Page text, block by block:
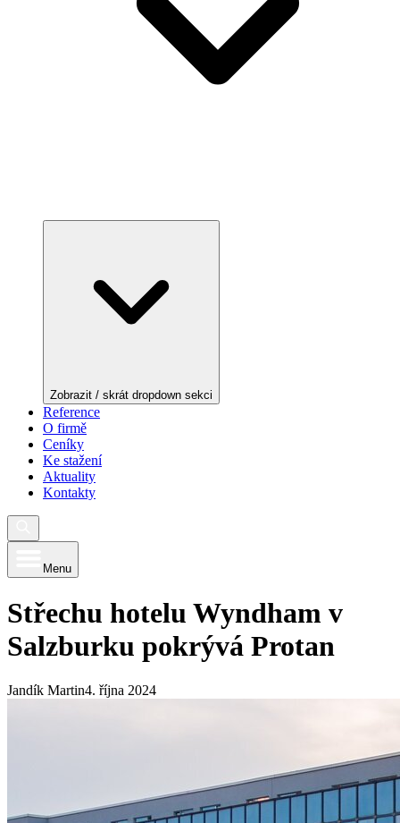
Zobrazit / skrát dropdown sekci
Reference
O firmě
Ceníky
Ke stažení
Aktuality
Kontakty
Menu
Střechu hotelu Wyndham v
Salzburku pokrývá Protan
Jandík Martin4. října 2024